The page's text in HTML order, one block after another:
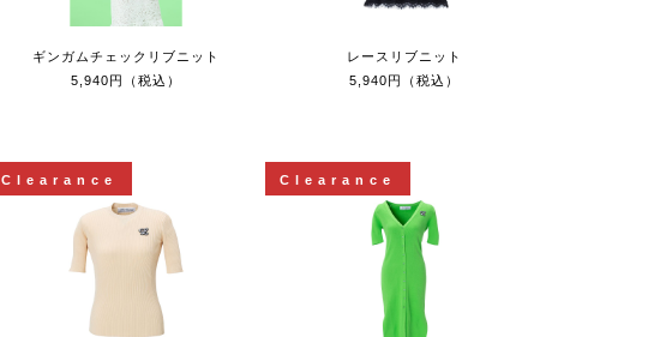
ギンガムチェックリブニット
5,940円（税込）
レースリブニット
5,940円（税込）
Clearance Clearance